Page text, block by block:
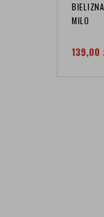
MILO
139,00